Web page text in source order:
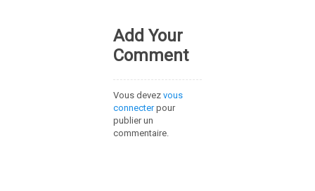
Add Your
Comment
Vous devez vous
connecterpour
publier un
commentaire.